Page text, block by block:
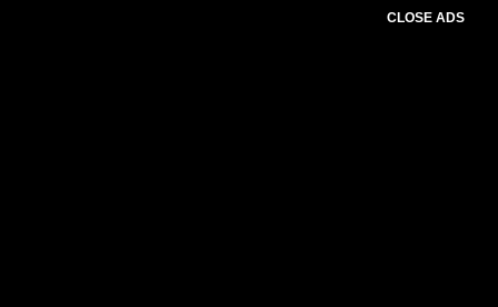
CLOSE ADS